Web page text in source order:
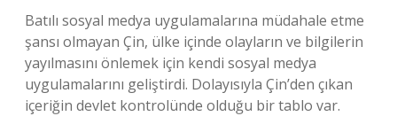
Batılı sosyal medya uygulamalarına müdahale etme
şansı olmayan Çin, ülke içinde olayların ve bilgilerin
yayılmasını önlemek için kendi sosyal medya
uygulamalarını geliştirdi. Dolayısıyla Çin’den çıkan
içeriğin devlet kontrolünde olduğu bir tablo var.